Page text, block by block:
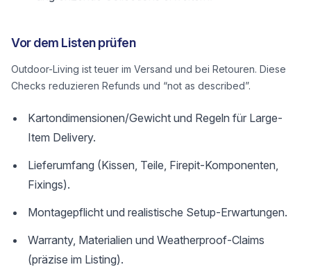
Vor dem Listen prüfen
Outdoor-Living ist teuer im Versand und bei Retouren. Diese
Checks reduzieren Refunds und “not as described”.
Kartondimensionen/Gewicht und Regeln für Large-
Item Delivery.
Lieferumfang (Kissen, Teile, Firepit-Komponenten,
Fixings).
Montagepflicht und realistische Setup-Erwartungen.
Warranty, Materialien und Weatherproof-Claims
(präzise im Listing).